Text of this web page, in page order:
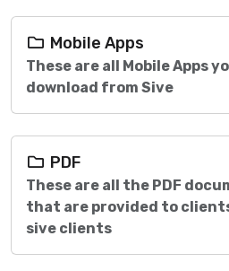
Mobile Apps
These are all Mobile Apps
download from Sive
PDF
These are all the PDF
that are provided to
sive clients